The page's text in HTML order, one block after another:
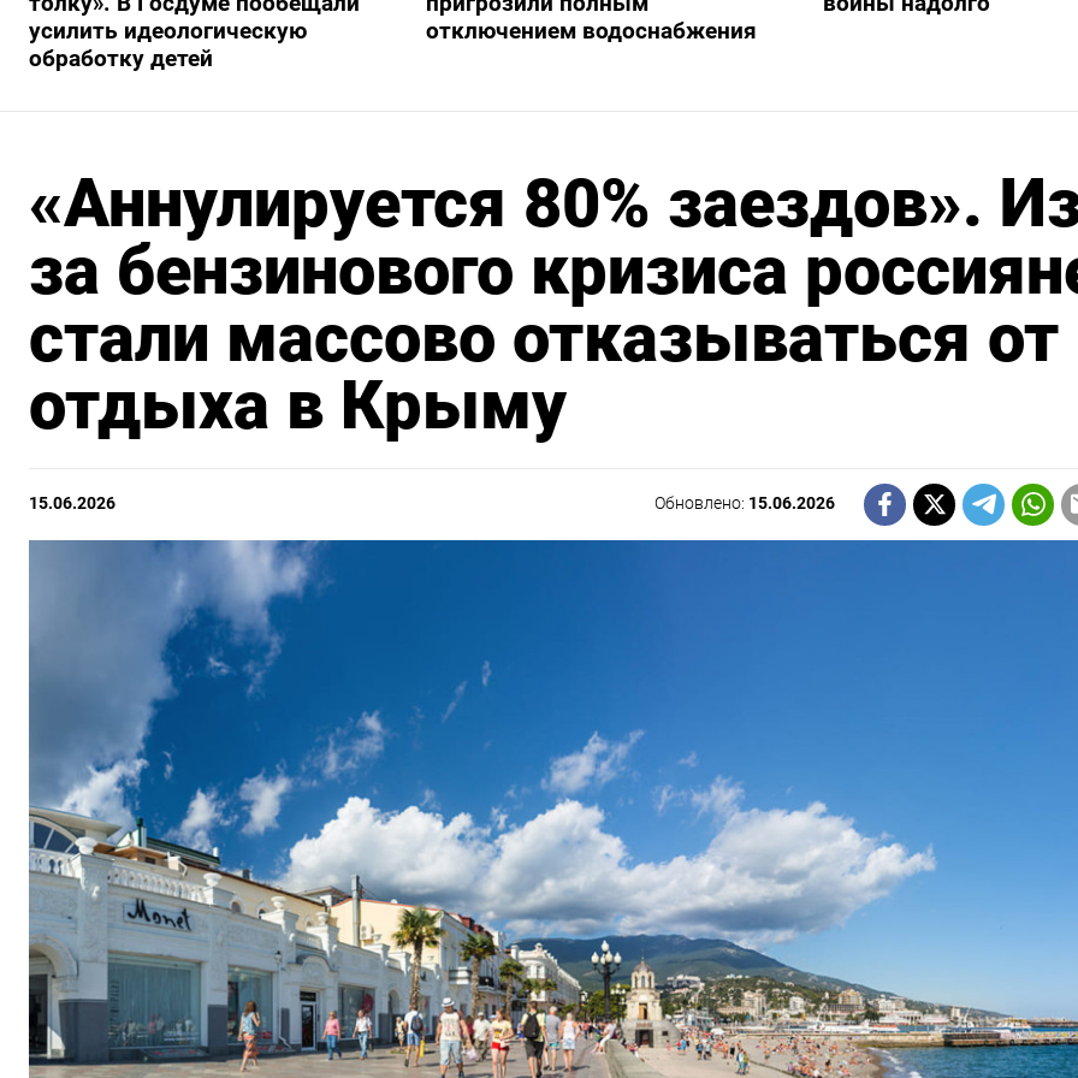
усилить идеологическую
обработку детей
отключением водоснабжения
«Аннулируется 80% заездов».
за бензинового кризиса
стали массово отказываться от
отдыха в Крыму
15.06.2026 Обновлено: 15.06.2026